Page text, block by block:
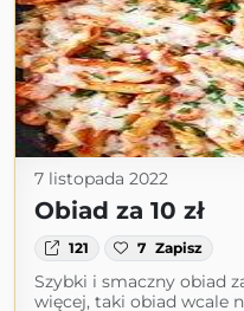
7 listopada 2022
Obiad za 10 zł
121 7 Zapisz
Szybki i smaczny obiad
więcej, taki obiad wcale